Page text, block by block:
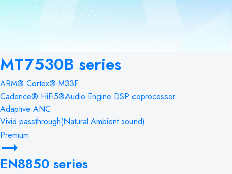
MT7530B series
ARM® Cortex®-M33F
Cadence® HiFi5®Audio Engine DSP coprocessor
Adaptive ANC
Vivid passthrough(Natural Ambient sound)
Premium
EN8850 series